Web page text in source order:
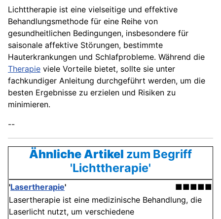
Lichttherapie ist eine vielseitige und effektive
Behandlungsmethode für eine Reihe von
gesundheitlichen Bedingungen, insbesondere für
saisonale affektive Störungen, bestimmte
Hauterkrankungen und Schlafprobleme. Während die
Therapie viele Vorteile bietet, sollte sie unter
fachkundiger Anleitung durchgeführt werden, um die
besten Ergebnisse zu erzielen und Risiken zu
minimieren.
--
Ähnliche Artikel zum Begriff
'Lichttherapie'
'Lasertherapie'
■■■■■
Lasertherapie ist eine medizinische Behandlung, die
Laserlicht nutzt, um verschiedene